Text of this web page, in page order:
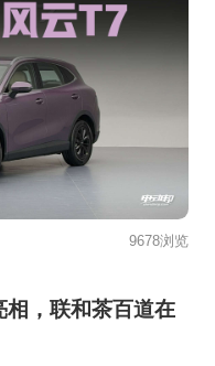
9678浏览
，联和茶百道在